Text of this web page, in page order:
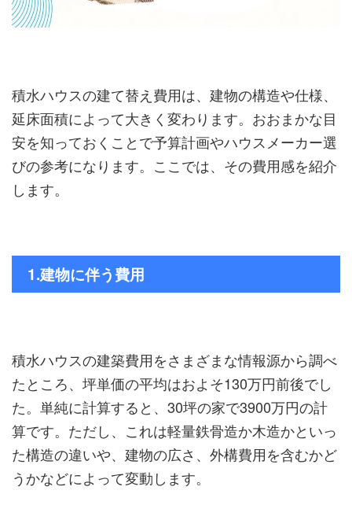
積水ハウスの建て替え費用は、建物の構造や仕様、
延床面積によって大きく変わります。おおまかな目
安を知っておくことで予算計画やハウスメーカー選
びの参考になります。ここでは、その費用感を紹介
します。
1.建物に伴う費用
積水ハウスの建築費用をさまざまな情報源から調べ
たところ、坪単価の平均はおよそ130万円前後でし
た。単純に計算すると、30坪の家で3900万円の計
算です。ただし、これは軽量鉄骨造か木造かといっ
た構造の違いや、建物の広さ、外構費用を含むかど
うかなどによって変動します。